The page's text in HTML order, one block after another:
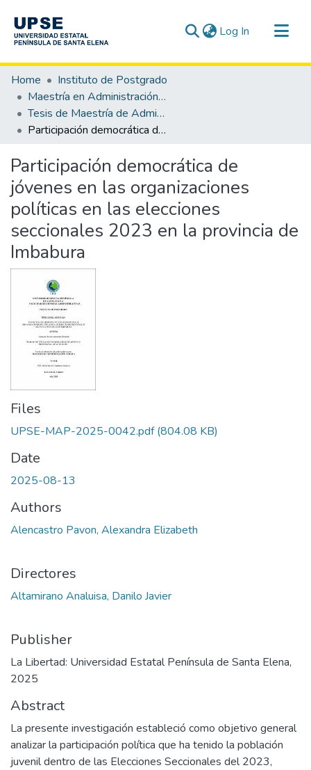
Log In (current)
Communities & Collections
All of DSpace
Statistics
Home
Instituto de Postgrado
Maestría en Administración Pública
Tesis de Maestría de Administración Pública
Participación democrática de jóvenes en las organizaciones políticas en las elecciones seccionales 2023 en la provincia de Imbabura
Participación democrática de
jóvenes en las organizaciones
políticas en las elecciones
seccionales 2023 en la provincia de
Imbabura
Files
UPSE-MAP-2025-0042.pdf(804.08 KB)
Date
2025-08-13
Authors
Alencastro Pavon, Alexandra Elizabeth
Directores
Altamirano Analuisa, Danilo Javier
Publisher
La Libertad: Universidad Estatal Península de Santa Elena,
2025
Abstract
La presente investigación estableció como objetivo general
analizar la participación política que ha tenido la población
juvenil dentro de las Elecciones Seccionales del 2023,